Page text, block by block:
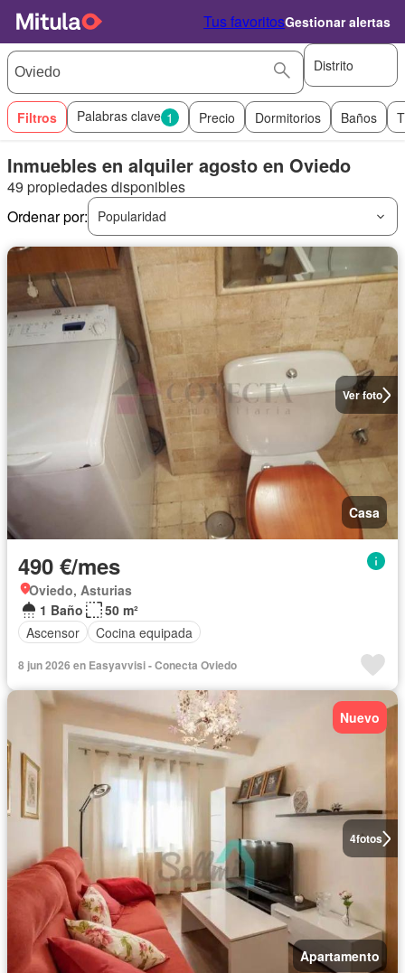
Tus favoritosGestionar alertas
Distrito
Filtros Palabras clave 1 Precio Dormitorios Baños
Inmuebles en alquiler agosto en Oviedo
49 propiedades disponibles
Ordenar por:
Popularidad
Ver foto
Casa
490 €/mes
Oviedo, Asturias
1 Baño
50 m²
Ascensor
Cocina equipada
8 jun 2026 en Easyavvisi - Conecta Oviedo
4fotos
Nuevo
Apartamento